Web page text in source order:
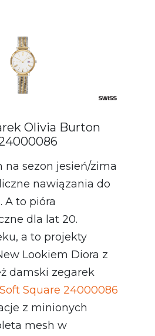
Olivia Burton
na sezon jesień/zima
nawiązania do
A to pióra
dla lat 20.
a to projekty
Lookiem Diora z
damski zegarek
Square 24000086
z minionych
mesh w